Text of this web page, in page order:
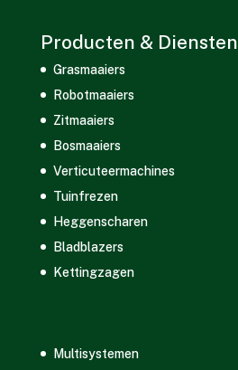
Producten & Diensten
Grasmaaiers
Robotmaaiers
Zitmaaiers
Bosmaaiers
Verticuteermachines
Tuinfrezen
Heggenscharen
Bladblazers
Kettingzagen
Multisystemen